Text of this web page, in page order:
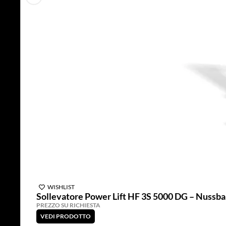
WISHLIST
Sollevatore Power Lift HF 3S 5000 DG –
PREZZO SU RICHIESTA
VEDI PRODOTTO